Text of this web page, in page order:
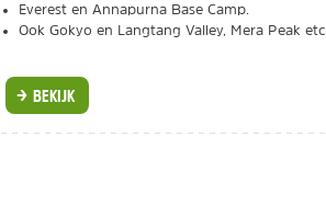
Everest en Annapurna Base Camp.
Ook Gokyo en Langtang Valley, Mera Peak etc.
BEKIJK